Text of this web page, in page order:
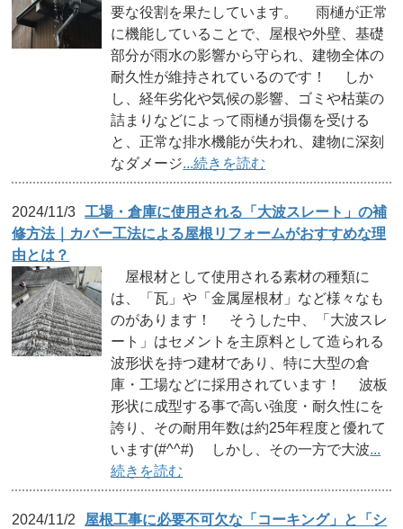
要な役割を果たしています。 雨樋が正常
に機能していることで、屋根や外壁、基礎
部分が雨水の影響から守られ、建物全体の
耐久性が維持されているのです！ しか
し、経年劣化や気候の影響、ゴミや枯葉の
詰まりなどによって雨樋が損傷を受ける
と、正常な排水機能が失われ、建物に深刻
なダメージ...続きを読む
2024/11/3
工場・倉庫に使用される「大波スレート」の補
修方法｜カバー工法による屋根リフォームがおすすめな理
由とは？
屋根材として使用される素材の種類に
は、「瓦」や「金属屋根材」など様々なも
のがあります！ そうした中、「大波スレ
ート」はセメントを主原料として造られる
波形状を持つ建材であり、特に大型の倉
庫・工場などに採用されています！ 波板
形状に成型する事で高い強度・耐久性にを
誇り、その耐用年数は約25年程度と優れて
います(#^^#) しかし、その一方で大波...
続きを読む
2024/11/2
屋根工事に必要不可欠な「コーキング」と「シ